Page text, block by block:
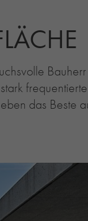
das Beste